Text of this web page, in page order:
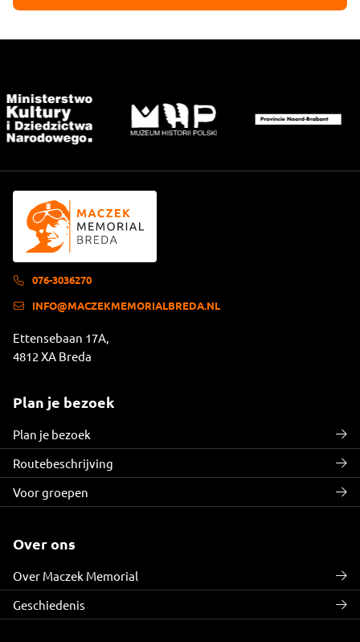
076-3036270
INFO@MACZEKMEMORIALBREDA.NL
Ettensebaan 17A,
4812 XA Breda
Plan je bezoek
Plan je bezoek
Routebeschrijving
Voor groepen
Over ons
Over Maczek Memorial
Geschiedenis